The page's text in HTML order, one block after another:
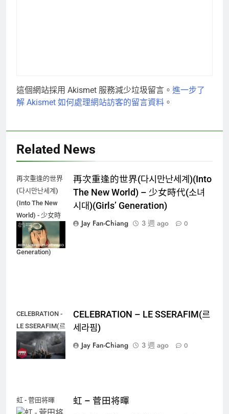
這個網站採用 Akismet 服務減少垃圾留言。 進一步了
解 Akismet 如何處理網站訪客的留言資料 。
Related News
再次重逢的世界
(다시만난세계)
(Into The New
World) - 少女時
代(소녀시대)
(Girls'
Generation)
再次重逢的世界(다시만난세계)(Into
The New World) – 少女時代(소녀
시대)(Girls’ Generation)
Jay Fan-Chiang
3 週 ago 0
CELEBRATION -
LE SSERAFIM(르
세라핌)
CELEBRATION – LE SSERAFIM(르
세라핌)
Jay Fan-Chiang
3 週 ago 0
虹 - 菅田将暉
虹 – 菅田将暉